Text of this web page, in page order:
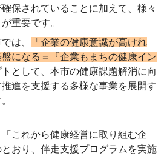
保されていることに加えて、様々
重要です。
は、
「企業の健康意識が高けれ
になる＝『企業もまちの健康イン
として、本市の健康課題解消に向
進を支援する多様な事業を展開す
「これから健康経営に取り組む企
おり、伴走支援プログラムを実施